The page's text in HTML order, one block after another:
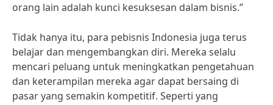
orang lain adalah kunci kesuksesan dalam bisnis.”
Tidak hanya itu, para pebisnis Indonesia juga terus
belajar dan mengembangkan diri. Mereka selalu
mencari peluang untuk meningkatkan pengetahuan
dan keterampilan mereka agar dapat bersaing di
pasar yang semakin kompetitif. Seperti yang